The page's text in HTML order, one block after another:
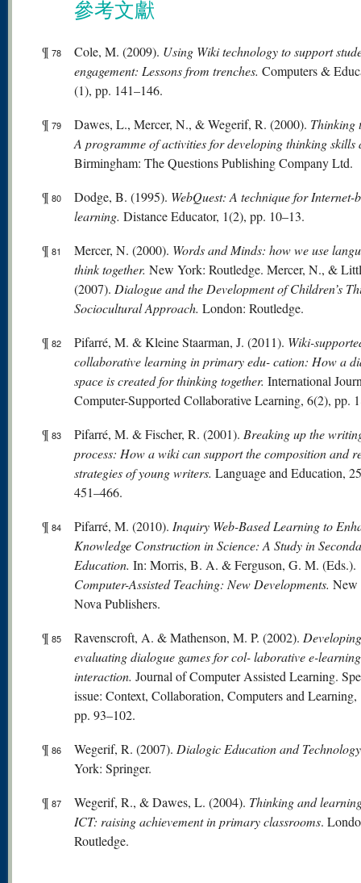
參考文獻
¶ 78 Cole, M. (2009). Using Wiki technology to support
engagement: Lessons from trenches. Computers &
(1), pp. 141–146.
¶ 79 Dawes, L., Mercer, N., & Wegerif, R. (2000). Thinking
A programme of activities for developing thinking skills
Birmingham: The Questions Publishing Company Ltd.
¶ 80 Dodge, B. (1995). WebQuest: A technique for Internet-
learning. Distance Educator, 1(2), pp. 10–13.
¶ 81 Mercer, N. (2000). Wordsand Minds: how we use
think together. New York: Routledge. Mercer, N., &
(2007). Dialogue and the Development of Children’s
Sociocultural Approach. London: Routledge.
¶ 82 Pifarré, M. & Kleine Staarman, J. (2011). Wiki-
collaborative learning in primary edu- cation: How a
space is created for thinking together. International
Computer-Supported Collaborative Learning, 6(2), pp.
¶ 83 Pifarré, M. & Fischer, R. (2001). Breaking up the
process: How a wiki can support the composition and
strategies of young writers. Language and Education,
451–466.
¶ 84 Pifarré, M. (2010). Inquiry Web-Based Learning to
Knowledge Construction in Science: A Study in
Education. In: Morris, B. A. & Ferguson, G. M. (Eds.).
Computer-Assisted Teaching: New Developments. New
Nova Publishers.
¶ 85 Ravenscroft, A. & Mathenson, M. P. (2002).
evaluating dialogue games for col- laborative e-learning
interaction. Journal of Computer Assisted Learning.
issue: Context, Collaboration, Computers and Learning,
pp. 93–102.
¶ 86 Wegerif, R. (2007). Dialogic Education and
York: Springer.
¶ 87 Wegerif, R., & Dawes, L. (2004). Thinking and
ICT: raising achievement in primary classrooms.
Routledge.